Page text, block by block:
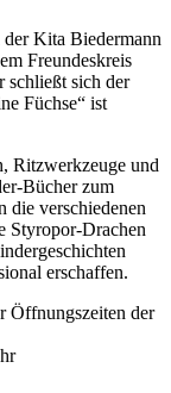
Kita Biedermann
Freundeskreis
schließt sich der
Füchse“ ist
Ritzwerkzeuge und
Bücher zum
die verschiedenen
Styropor-Drachen
erschaffen.
Öffnungszeiten der